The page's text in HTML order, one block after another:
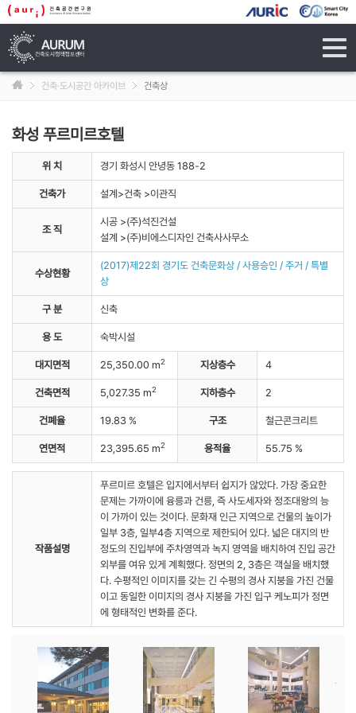
건축·도시공간 아카이브 건축상
화성 푸르미르호텔
위 치 경기 화성시 안녕동 188-2
건축가 설계>건축 >이관직
조 직
시공 >(주)석진건설
설계 >(주)비에스디자인 건축사사무소
수상현황
(2017)제22회 경기도 건축문화상 / 사용승인 / 주거 / 특별
상
구 분 신축
용 도 숙박시설
대지면적 25,350.00 m2 지상층수 4
건축면적 5,027.35 m2 지하층수 2
건폐율 19.83 % 구조 철근콘크리트
연면적 23,395.65 m2 용적율 55.75 %
작품설명
푸르미르 호텔은 입지에서부터 쉽지가 않았다. 가장 중요한
문제는 가까이에 융릉과 건릉, 즉 사도세자와 정조대왕의 능
이 가까이 있는 것이다. 문화재 인근 지역으로 건물의 높이가
일부 3층, 일부4층 지역으로 제한되어 있다. 넓은 대지의 반
정도의 진입부에 주차영역과 녹지 영역을 배치하여 진입 공간
외부를 여유 있게 계획했다. 정면의 2, 3층은 객실을 배치했
다. 수평적인 이미지를 갖는 긴 수평의 경사 지붕을 가진 건물
이고 동일한 이미지의 경사 지붕을 가진 입구 케노피가 정면
에 형태적인 변화를 준다.